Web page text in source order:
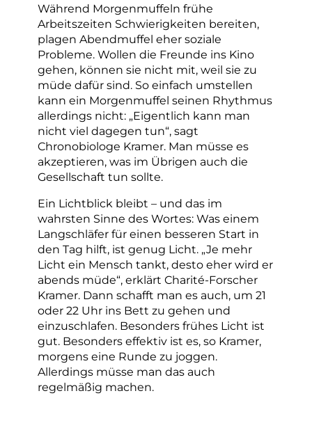
Während Morgenmuffeln frühe
Arbeitszeiten Schwierigkeiten bereiten,
plagen Abendmuffel eher soziale
Probleme. Wollen die Freunde ins Kino
gehen, können sie nicht mit, weil sie zu
müde dafür sind. So einfach umstellen
kann ein Morgenmuffel seinen Rhythmus
allerdings nicht: „Eigentlich kann man
nicht viel dagegen tun“, sagt
Chronobiologe Kramer. Man müsse es
akzeptieren, was im Übrigen auch die
Gesellschaft tun sollte.
Ein Lichtblick bleibt – und das im
wahrsten Sinne des Wortes: Was einem
Langschläfer für einen besseren Start in
den Tag hilft, ist genug Licht. „Je mehr
Licht ein Mensch tankt, desto eher wird er
abends müde“, erklärt Charité-Forscher
Kramer. Dann schafft man es auch, um 21
oder 22 Uhr ins Bett zu gehen und
einzuschlafen. Besonders frühes Licht ist
gut. Besonders effektiv ist es, so Kramer,
morgens eine Runde zu joggen.
Allerdings müsse man das auch
regelmäßig machen.